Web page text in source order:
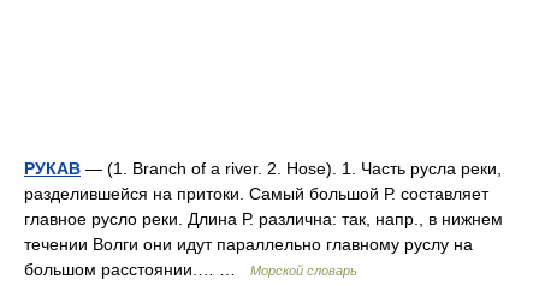
РУКАВ — (1. Branch of a river. 2. Hose). 1. Часть русла реки,
разделившейся на притоки. Самый большой Р. составляет
главное русло реки. Длина Р. различна: так, напр., в нижнем
течении Волги они идут параллельно главному руслу на
большом расстоянии.… …
Морской словарь